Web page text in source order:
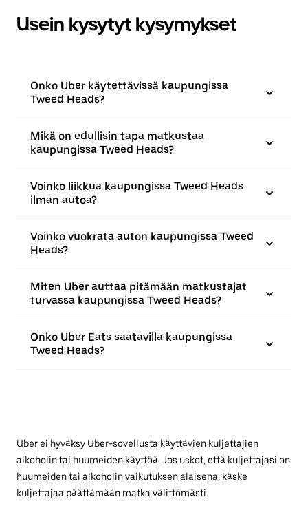
Usein kysytyt kysymykset
Onko Uber käytettävissä kaupungissa
Tweed Heads?
Mikä on edullisin tapa matkustaa
kaupungissa Tweed Heads?
Voinko liikkua kaupungissa Tweed Heads
ilman autoa?
Voinko vuokrata auton kaupungissa Tweed
Heads?
Miten Uber auttaa pitämään matkustajat
turvassa kaupungissa Tweed Heads?
Onko Uber Eats saatavilla kaupungissa
Tweed Heads?
Uber ei hyväksy Uber-sovellusta käyttävien kuljettajien
alkoholin tai huumeiden käyttöä. Jos uskot, että kuljettajasi on
huumeiden tai alkoholin vaikutuksen alaisena, käske
kuljettajaa päättämään matka välittömästi.